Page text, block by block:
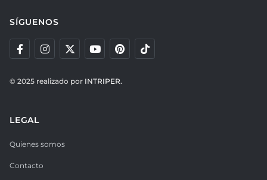
SÍGUENOS
© 2025 realizado por INTRIPER.
LEGAL
Quienes somos
Contacto